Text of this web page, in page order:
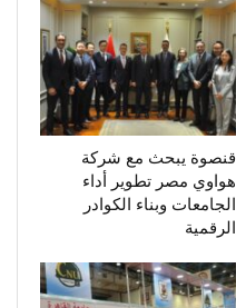
قنصوة يبحث مع شركة
هواوي مصر تطوير أداء
الجامعات وبناء الكوادر
الرقمية